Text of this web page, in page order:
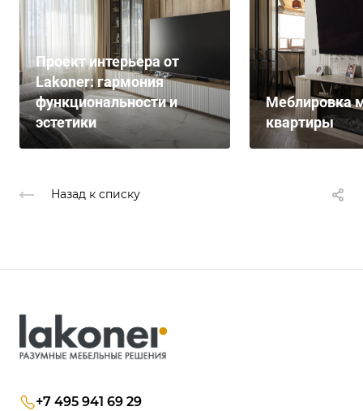
Проект интерьера от
Lakoner: гармония
функциональности и
эстетики
Меблировка
квартиры
Назад к списку
+7 495 941 69 29